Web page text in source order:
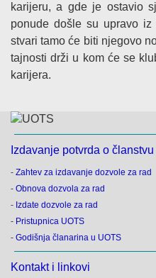
karijeru, a gde je ostavio
ponude došle su upravo
stvari tamo će biti njegovo
tajnosti drži u kom će se
karijera.
Izdavanje potvrda o
- Zahtev za izdavanje dozvole za rad
- Obnova dozvola za rad
- Izdate dozvole za rad
- Pristupnica UOTS
- Godišnja članarina u UOTS
Kontakt i linkovi